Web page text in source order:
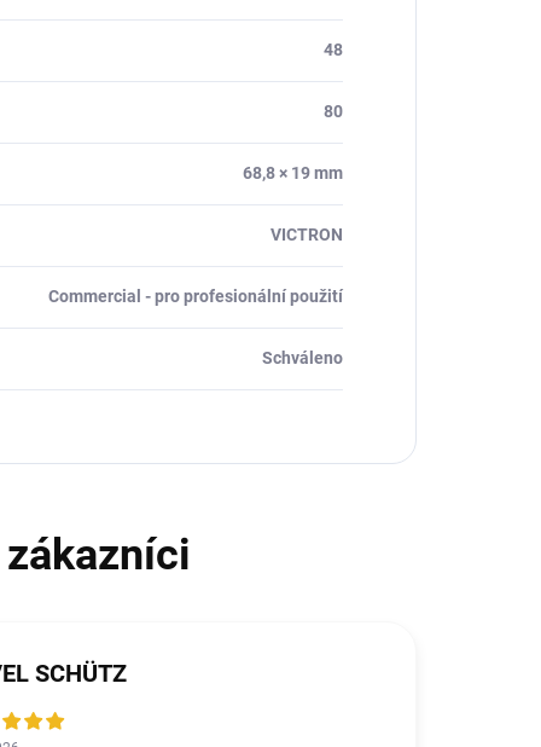
48
80
68,8 × 19 mm
VICTRON
Commercial - pro profesionální použití
Schváleno
SCHÜTZ